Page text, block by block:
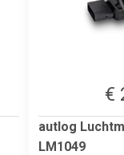
€
autlog
LM1049